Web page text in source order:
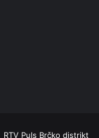
Puls Brčko distrikt